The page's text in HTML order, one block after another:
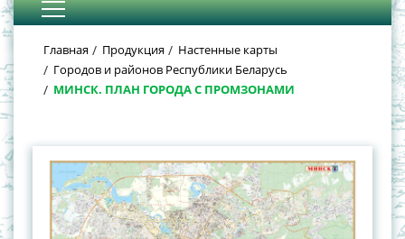
Главная Продукция
Настенные карты
Городов и районов Республики Беларусь
МИНСК. ПЛАН ГОРОДА С ПРОМЗОНАМИ